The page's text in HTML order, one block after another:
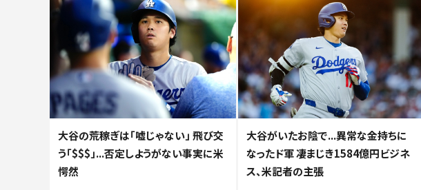
大谷の荒稼ぎは「嘘じゃない」 飛び交
う「$$$」...否定しようがない事実に米
愕然
大谷がいたお陰で...異常な金持ちに
なったド軍 凄まじき1584億円ビジネ
ス、米記者の主張